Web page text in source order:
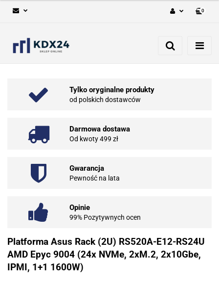
Zarejestruj się
0
Tylko oryginalne produkty
od polskich dostawców
Darmowa dostawa
Od kwoty 499 zł
Gwarancja
Pewność na lata
Opinie
99% Pozytywnych ocen
Platforma Asus Rack (2U) RS520A-E12-RS24U
AMD Epyc 9004 (24x NVMe, 2xM.2, 2x10Gbe,
IPMI, 1+1 1600W)